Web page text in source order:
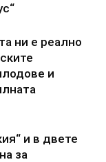
ни е реално
и
и в двете
за